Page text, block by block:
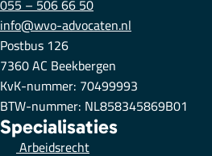
info@wvo-advocaten.nl
Postbus 126
7360 AC Beekbergen
KvK-nummer: 70499993
BTW-nummer: NL858345869B01
Specialisaties
Arbeidsrecht